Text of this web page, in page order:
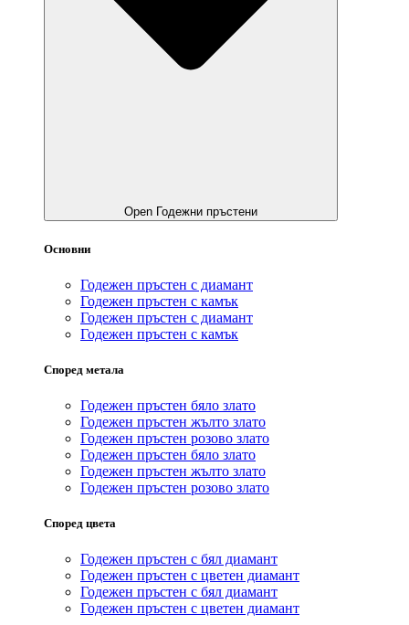
Open Годежни пръстени
Основни
Годежен пръстен с диамант
Годежен пръстен с камък
Годежен пръстен с диамант
Годежен пръстен с камък
Според метала
Годежен пръстен бяло злато
Годежен пръстен жълто злато
Годежен пръстен розово злато
Годежен пръстен бяло злато
Годежен пръстен жълто злато
Годежен пръстен розово злато
Според цвета
Годежен пръстен с бял диамант
Годежен пръстен с цветен диамант
Годежен пръстен с бял диамант
Годежен пръстен с цветен диамант